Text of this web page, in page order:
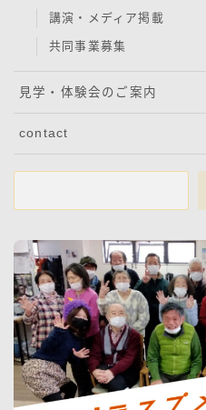
講演・メディア掲載
共同事業募集
見学・体験会のご案内
contact